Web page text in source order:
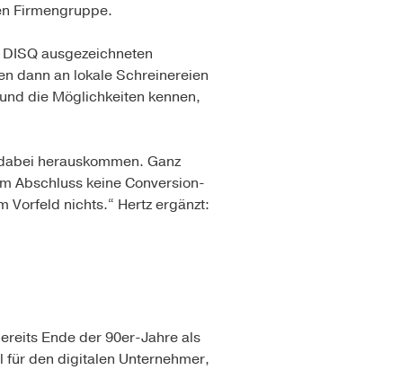
Firmengruppe.
ausgezeichneten
dann an lokale Schreinereien
die Möglichkeiten kennen,
herauskommen. Ganz
Abschluss keine Conversion-
Vorfeld nichts.“ Hertz ergänzt:
Ende der 90er-Jahre als
für den digitalen Unternehmer,